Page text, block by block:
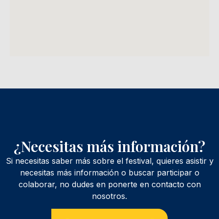
¿Necesitas más información?
Si necesitas saber más sobre el festival, quieres asistir y
necesitas más información o buscar participar o
colaborar, no dudes en ponerte en contacto con
nosotros.